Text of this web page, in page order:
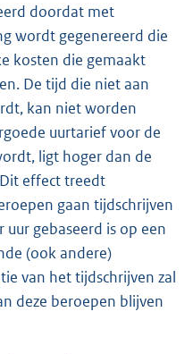
doordat met
wordt gegenereerd die
kosten die gemaakt
De tijd die niet aan
kan niet worden
uurtarief voor de
ligt hoger dan de
effect treedt
gaan tijdschrijven
gebaseerd is op een
(ook andere)
van het tijdschrijven zal
deze beroepen blijven